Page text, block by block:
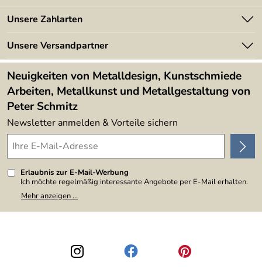
Kundeninformationen
Newsletter
Lieferbedingungen
Angebote
Kundenbewertungen (394)
4,9/5
Unsere Zahlarten
Unsere Versandpartner
Neuigkeiten von Metalldesign, Kunstschmiede
Arbeiten, Metallkunst und Metallgestaltung von
Peter Schmitz
Newsletter anmelden & Vorteile sichern
Erlaubnis zur E-Mail-Werbung
Ich möchte regelmäßig interessante Angebote per E-Mail erhalten.
Meine E-Mail-Adresse wird nicht an andere Unternehmen
weitergegeben. Zu statistischen Zwecken wird in anonymer Form
den Link "Abmelden" am Ende des Newsletters anklicke. Die
Datenschutzerklärung
habe ich zur Kenntnis genommen.
Mehr anzeigen ...